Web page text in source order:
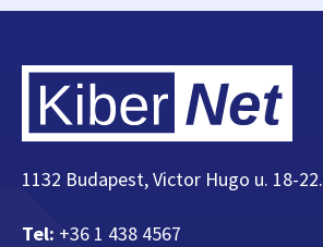
1132 Budapest, Victor Hugo u. 18-22.
Tel: +36 1 438 4567